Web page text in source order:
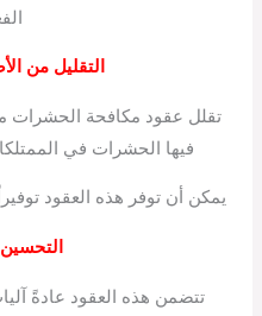
التقليل من
تقلل عقود مكافحة الحشرات
فيها الحشرات في
يمكن أن توفر هذه العقود
تتضمن هذه العقود عادةً